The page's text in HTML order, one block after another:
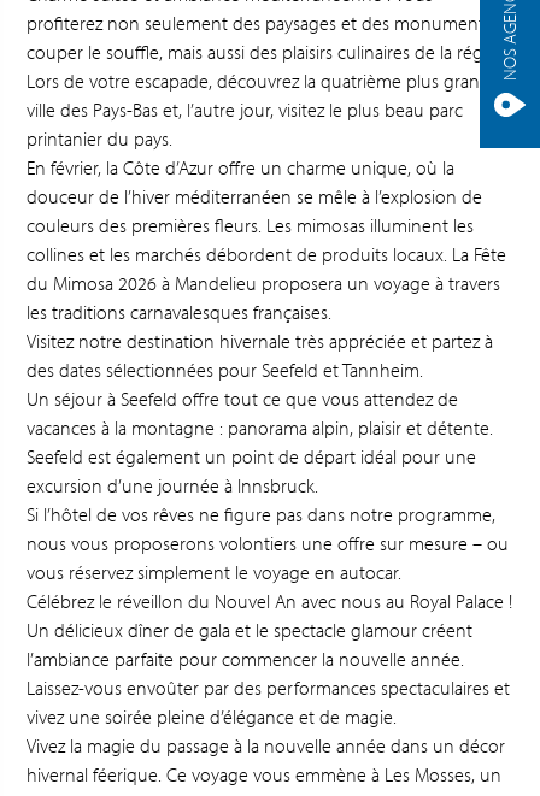
NOS AGENCES
profiterez non seulement des paysages et des monuments à
couper le souffle, mais aussi des plaisirs culinaires de la région.
Lors de votre escapade, découvrez la quatrième plus grande
ville des Pays-Bas et, l’autre jour, visitez le plus beau parc
printanier du pays.
En février, la Côte d’Azur offre un charme unique, où la
douceur de l’hiver méditerranéen se mêle à l’explosion de
couleurs des premières fleurs. Les mimosas illuminent les
collines et les marchés débordent de produits locaux. La Fête
du Mimosa 2026 à Mandelieu proposera un voyage à travers
les traditions carnavalesques françaises.
Visitez notre destination hivernale très appréciée et partez à
des dates sélectionnées pour Seefeld et Tannheim.
Un séjour à Seefeld offre tout ce que vous attendez de
vacances à la montagne : panorama alpin, plaisir et détente.
Seefeld est également un point de départ idéal pour une
excursion d’une journée à Innsbruck.
Si l’hôtel de vos rêves ne figure pas dans notre programme,
nous vous proposerons volontiers une offre sur mesure – ou
vous réservez simplement le voyage en autocar.
Célébrez le réveillon du Nouvel An avec nous au Royal Palace !
Un délicieux dîner de gala et le spectacle glamour créent
l’ambiance parfaite pour commencer la nouvelle année.
Laissez-vous envoûter par des performances spectaculaires et
vivez une soirée pleine d’élégance et de magie.
Vivez la magie du passage à la nouvelle année dans un décor
hivernal féerique. Ce voyage vous emmène à Les Mosses, un